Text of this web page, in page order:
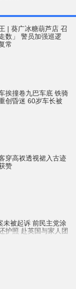
| 葵广冰糖葫芦店 召
数」 警员加强巡逻
常
挨撞卷九巴车底 铁骑
创昏迷 60岁车长被
穿高衩透视裙入古迹
赞
未被起诉 前民主党涂
护照 赴英国与家人团